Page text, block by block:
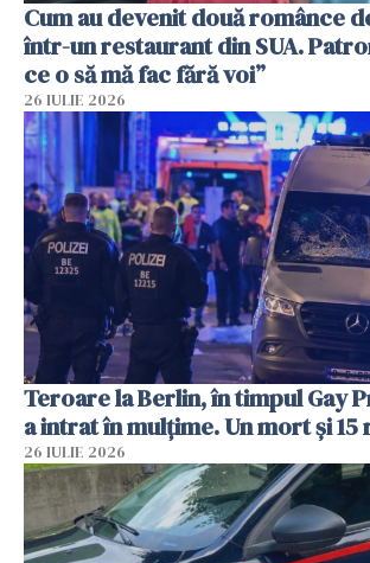
Cum au devenit două românce
într-un restaurant din SUA.
ce o să mă fac fără voi”
26 IULIE 2026
Teroare la Berlin, în timpul Gay
a intrat în mulțime. Un mort și 15
26 IULIE 2026